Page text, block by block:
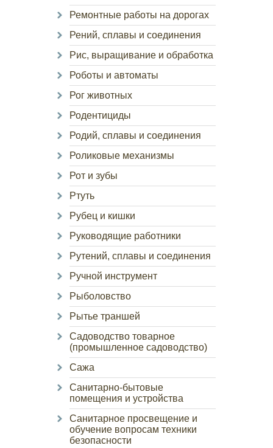
Ремонтные работы на дорогах
Рений, сплавы и соединения
Рис, выращивание и обработка
Роботы и автоматы
Рог животных
Родентициды
Родий, сплавы и соединения
Роликовые механизмы
Рот и зубы
Ртуть
Рубец и кишки
Руководящие работники
Рутений, сплавы и соединения
Ручной инструмент
Рыболовство
Рытье траншей
Садоводство товарное
(промышленное садоводство)
Сажа
Санитарно-бытовые
помещения и устройства
Санитарное просвещение и
обучение вопросам техники
безопасности